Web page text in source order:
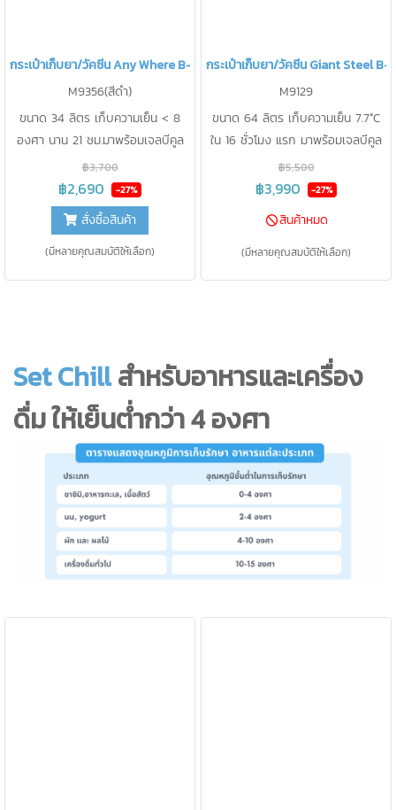
กระเป๋าเก็บยา/วัคซีน Any Where B-KOOL
M9356(สีดำ)
ขนาด 34 ลิตร เก็บความเย็น < 8
องศา นาน 21 ชม.มาพร้อมเจลบีคูล
1,000g. 4 ชิ้น และ แท่งวัดอุณหภูมิ 1
ชิ้น
฿3,700
฿2,690 -27%
สั่งซื้อสินค้า
(มีหลายคุณสมบัติให้เลือก)
กระเป๋าเก็บยา/วัคซีน Giant Steel B-
M9129
ขนาด 64 ลิตร เก็บความเย็น 7.7°C
ใน 16 ชั่วโมง แรก มาพร้อมเจลบีคูล
1,000g. 2 ชิ้น และ แท่งวัดอุณหภูมิ 1
ชิ้น
฿5,500
฿3,990 -27%
สินค้าหมด
(มีหลายคุณสมบัติให้เลือก)
Set Chillสำหรับอาหารและเครื่อง
ดื่ม ให้เย็นต่ำกว่า 4 องศา